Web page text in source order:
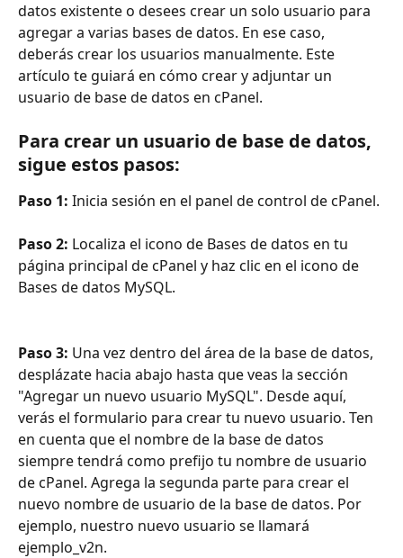
datos existente o desees crear un solo usuario para
agregar a varias bases de datos. En ese caso,
deberás crear los usuarios manualmente. Este
artículo te guiará en cómo crear y adjuntar un
usuario de base de datos en cPanel.
Para crear un usuario de base de datos,
sigue estos pasos:
Paso 1: Inicia sesión en el panel de control de cPanel.
Paso 2: Localiza el icono de Bases de datos en tu
página principal de cPanel y haz clic en el icono de
Bases de datos MySQL.
Paso 3: Una vez dentro del área de la base de datos,
desplázate hacia abajo hasta que veas la sección
"Agregar un nuevo usuario MySQL". Desde aquí,
verás el formulario para crear tu nuevo usuario. Ten
en cuenta que el nombre de la base de datos
siempre tendrá como prefijo tu nombre de usuario
de cPanel. Agrega la segunda parte para crear el
nuevo nombre de usuario de la base de datos. Por
ejemplo, nuestro nuevo usuario se llamará
ejemplo_v2n.